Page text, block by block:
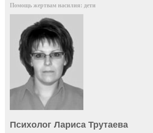
Помощь жертвам насилия: дети
Психолог Лариса Трутаева